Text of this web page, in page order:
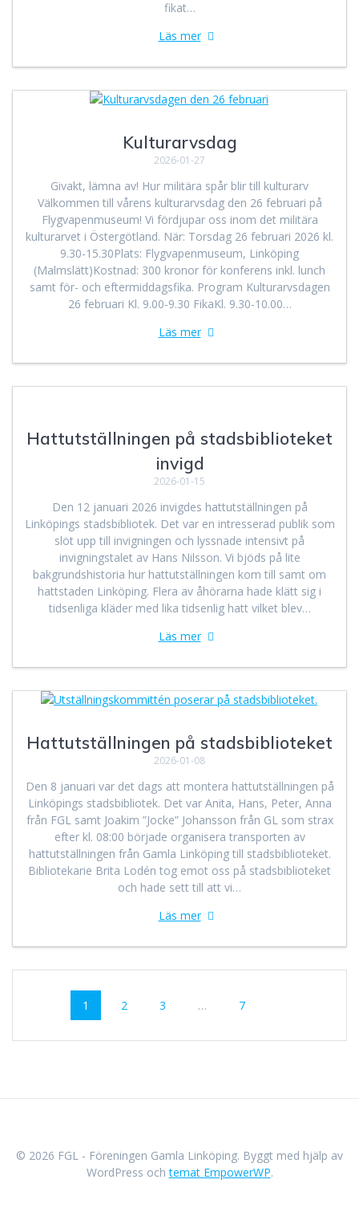
fikat…
Läs mer
Kulturarvsdag
2026-01-27
Givakt, lämna av! Hur militära spår blir till kulturarv
Välkommen till vårens kulturarvsdag den 26 februari på
Flygvapenmuseum! Vi fördjupar oss inom det militära
kulturarvet i Östergötland. När: Torsdag 26 februari 2026 kl.
9.30-15.30Plats: Flygvapenmuseum, Linköping
(Malmslätt)Kostnad: 300 kronor för konferens inkl. lunch
samt för- och eftermiddagsfika. Program Kulturarvsdagen
26 februari Kl. 9.00-9.30 FikaKl. 9.30-10.00…
Läs mer
Hattutställningen på stadsbiblioteket
invigd
2026-01-15
Den 12 januari 2026 invigdes hattutställningen på
Linköpings stadsbibliotek. Det var en intresserad publik som
slöt upp till invigningen och lyssnade intensivt på
invigningstalet av Hans Nilsson. Vi bjöds på lite
bakgrundshistoria hur hattutställningen kom till samt om
hattstaden Linköping. Flera av åhörarna hade klätt sig i
tidsenliga kläder med lika tidsenlig hatt vilket blev…
Läs mer
Hattutställningen på stadsbiblioteket
2026-01-08
Den 8 januari var det dags att montera hattutställningen på
Linköpings stadsbibliotek. Det var Anita, Hans, Peter, Anna
från FGL samt Joakim ”Jocke” Johansson från GL som strax
efter kl. 08:00 började organisera transporten av
hattutställningen från Gamla Linköping till stadsbiblioteket.
Bibliotekarie Brita Lodén tog emot oss på stadsbiblioteket
och hade sett till att vi…
Läs mer
Inläggsnavigering
Sida
1 Sida
2 Sida
3 … Sida
7
© 2026 FGL - Föreningen Gamla Linköping. Byggt med hjälp av
WordPress ochtemat EmpowerWP.